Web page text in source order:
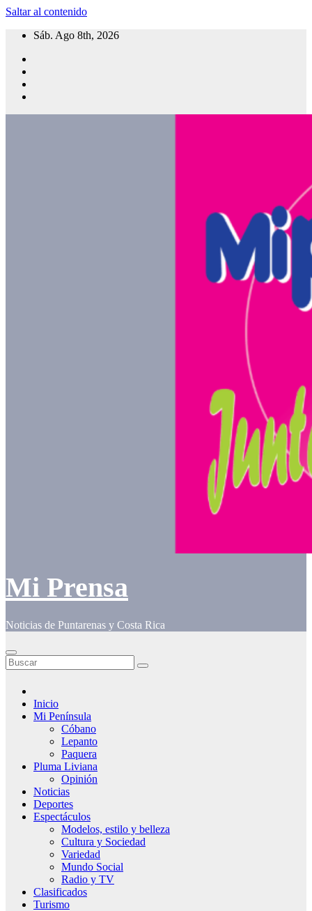
Saltar al contenido
Sáb. Ago 8th, 2026
Mi Prensa
Noticias de Puntarenas y Costa Rica
Inicio
Mi Península
Cóbano
Lepanto
Paquera
Pluma Liviana
Opinión
Noticias
Deportes
Espectáculos
Modelos, estilo y belleza
Cultura y Sociedad
Variedad
Mundo Social
Radio y TV
Clasificados
Turismo